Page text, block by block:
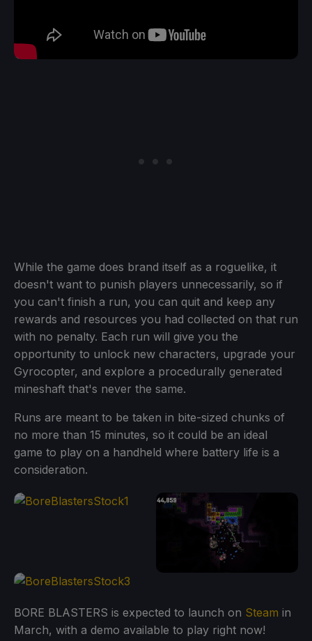
While the game does brand itself as a roguelike, it
doesn't want to punish players unnecessarily, so if
you can't finish a run, you can quit and keep any
rewards and resources you had collected on that run
with no penalty. Each run will give you the
opportunity to unlock new characters, upgrade your
Gyrocopter, and explore a procedurally generated
mineshaft that's never the same.
Runs are meant to be taken in bite-sized chunks of
no more than 15 minutes, so it could be an ideal
game to play on a handheld where battery life is a
consideration.
BORE BLASTERS is expected to launch on Steam in
March, with a demo available to play right now!